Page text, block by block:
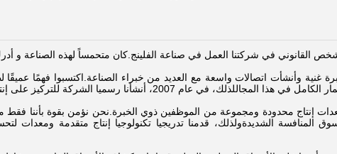
وأنشأت اتصالات واسعة مع العديد من خبراء الصناعة.اكتسبوا فهمًا عميقًا
إنتاج محدودة ومجموعة من الموظفين ذوي الخبرة.نحن نؤمن بقوة بأننا فقط
الشديدةولذلك، قدمنا تدريجيا تكنولوجيا إنتاج متقدمة ومعدات